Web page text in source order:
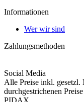
Informationen
Wer wir sind
Zahlungsmethoden
Social Media
Alle Preise inkl. gesetzl.
durchgestrichenen
PIDAX.